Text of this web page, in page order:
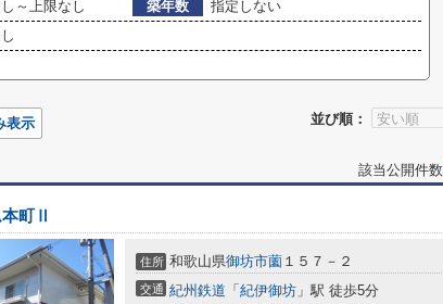
～上限なし 築年数
指定しない
並び順：
表示
該当公開件数
町Ⅱ
住所 和歌山県御坊市薗 １５７－２
交通 紀州鉄道 「 紀伊御坊 」駅 徒歩5分